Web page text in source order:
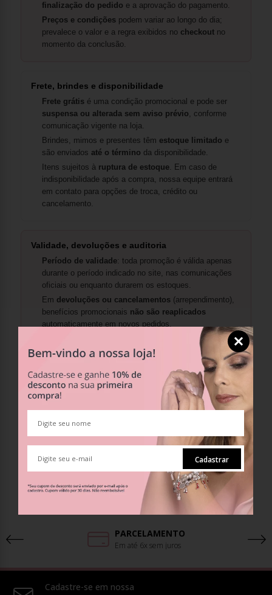
finalização do pedido e a aprovação do pagamento.
Preços e condições podem variar ao longo do dia;
prevalece o valor e a regra exibidos no checkout no
momento da conclusão.
Frete, brindes e disponibilidade
Frete grátis é uma condição promocional e pode ser
suspensa ou alterada sem aviso prévio, conforme
comunicação vigente na loja.
Brindes, mimos e presentes têm estoque limitado e
são enviados até o término da disponibilidade.
Itens sujeitos à ruptura de estoque. Em caso de
indisponibilidade após a compra, nossa equipe entrará
em contato para opções de troca, crédito ou
cancelamento.
Validade, devoluções e auditoria
Período de validade: toda promoção é válida apenas
durante o período indicado no site, nas comunicações
oficiais ou enquanto durarem os estoques.
Em devoluções ou cancelamentos (arrependimento),
benefícios promocionais não são reaplicados
automaticamente em novos pedidos.
auditar o uso de
cuponse cancelar pedidos em casos de uso indevido,
fraude ou violação das regras.
Antes de concluir, revise o carrinho e confira se o
Em caso de dúvidas, nossa equipe está à disposição.
Conhecer o Clube de Vantagens
PARCELAMENTO
Em até 6x sem juros
Cadastre-se em nossa
Cadastrar